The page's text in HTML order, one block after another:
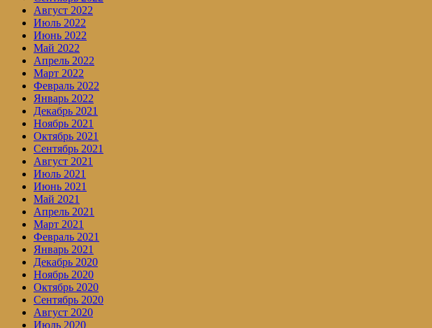
Август 2022
Июль 2022
Июнь 2022
Май 2022
Апрель 2022
Март 2022
Февраль 2022
Январь 2022
Декабрь 2021
Ноябрь 2021
Октябрь 2021
Сентябрь 2021
Август 2021
Июль 2021
Июнь 2021
Май 2021
Апрель 2021
Март 2021
Февраль 2021
Январь 2021
Декабрь 2020
Ноябрь 2020
Октябрь 2020
Сентябрь 2020
Август 2020
Июль 2020